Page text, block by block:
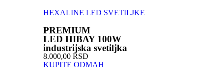
HEXALINE LED SVETILJKE
PREMIUM
LED HIBAY 100W
industrijska svetiljka
8.000,00 RSD
KUPITE ODMAH